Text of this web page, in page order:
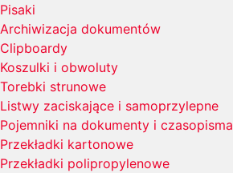
Pisaki
Archiwizacja dokumentów
Clipboardy
Koszulki i obwoluty
Torebki strunowe
Listwy zaciskające i samoprzylepne
Pojemniki na dokumenty i czasopisma
Przekładki kartonowe
Przekładki polipropylenowe